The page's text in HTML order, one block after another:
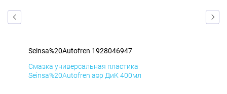
Seinsa%20Autofren 1928046947
Смазка универсальная пластика
Seinsa%20Autofren аэр ДиК 400мл